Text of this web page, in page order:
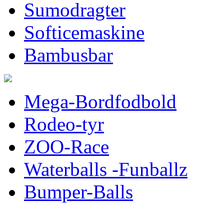
Sumodragter
Softicemaskine
Bambusbar
Mega-Bordfodbold
Rodeo-tyr
ZOO-Race
Waterballs -Funballz
Bumper-Balls